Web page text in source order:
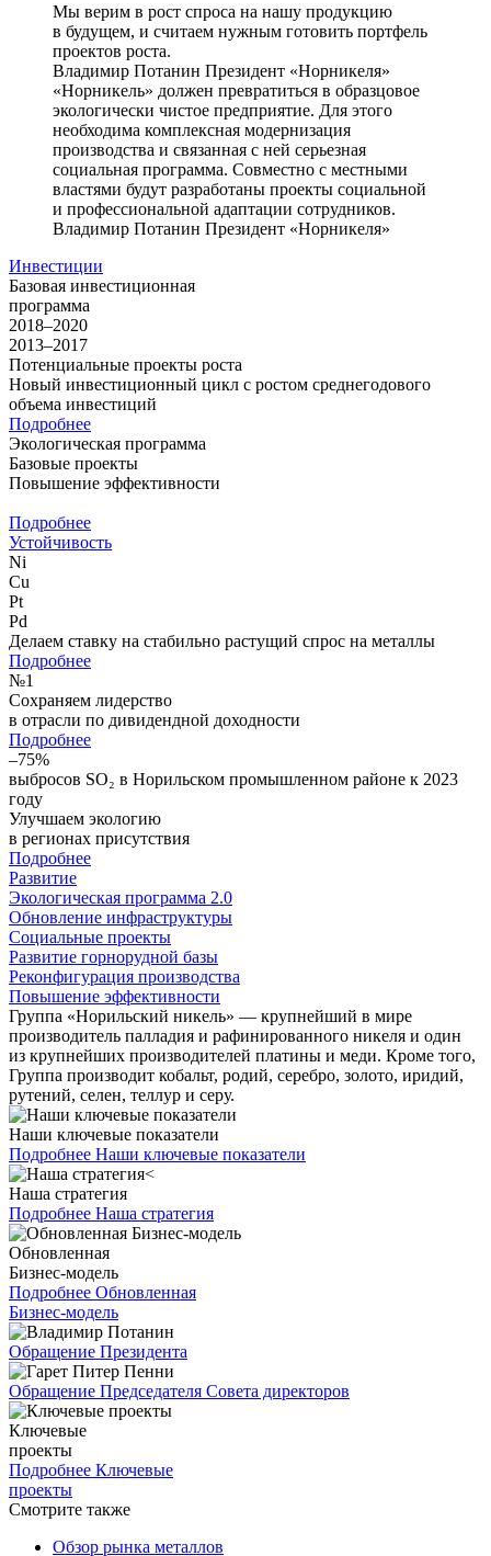
Мы верим в рост спроса на нашу продукцию
в будущем, и считаем нужным готовить портфель
проектов роста.
Владимир Потанин Президент «Норникеля»
«Норникель» должен превратиться в образцовое
экологически чистое предприятие. Для этого
необходима комплексная модернизация
производства и связанная с ней серьезная
социальная программа. Совместно с местными
властями будут разработаны проекты социальной
и профессиональной адаптации сотрудников.
Владимир Потанин Президент «Норникеля»
Инвестиции
Базовая инвестиционная
программа
2018–2020
2013–2017
Потенциальные проекты роста
Новый инвестиционный цикл с ростом среднегодового
объема инвестиций
Подробнее
Экологическая программа
Базовые проекты
Повышение эффективности
Подробнее
Устойчивость
Ni
Cu
Pt
Pd
Делаем ставку на стабильно растущий спрос на металлы
Подробнее
№1
Сохраняем лидерство
в отрасли по дивидендной доходности
Подробнее
–75%
выбросов SO₂ в Норильском промышленном районе к 2023
году
Улучшаем экологию
в регионах присутствия
Подробнее
Развитие
Экологическая программа 2.0
Обновление инфраструктуры
Социальные проекты
Развитие горнорудной базы
Реконфигурация производства
Повышение эффективности
Группа «Норильский никель» — крупнейший в мире
производитель палладия и рафинированного никеля и один
из крупнейших производителей платины и меди. Кроме того,
Группа производит кобальт, родий, серебро, золото, иридий,
рутений, селен, теллур и серу.
Наши ключевые показатели
Подробнее Наши ключевые показатели
Наша стратегия
Подробнее Наша стратегия
Обновленная
Бизнес-модель
Подробнее Обновленная
Бизнес-модель
Обращение Президента
Обращение Председателя Совета директоров
Ключевые
проекты
Подробнее Ключевые
проекты
Смотрите также
Обзор рынка металлов